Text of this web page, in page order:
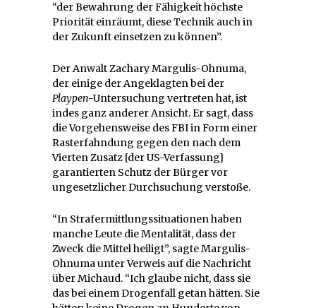
“der Bewahrung der Fähigkeit höchste
Priorität einräumt, diese Technik auch in
der Zukunft einsetzen zu können”.
Der Anwalt Zachary Margulis-Ohnuma,
der einige der Angeklagten bei der
Playpen-Untersuchung vertreten hat, ist
indes ganz anderer Ansicht. Er sagt, dass
die Vorgehensweise des FBI in Form einer
Rasterfahndung gegen den nach dem
Vierten Zusatz [der US-Verfassung]
garantierten Schutz der Bürger vor
ungesetzlicher Durchsuchung verstoße.
“In Strafermittlungssituationen haben
manche Leute die Mentalität, dass der
Zweck die Mittel heiligt”, sagte Margulis-
Ohnuma unter Verweis auf die Nachricht
über Michaud. “Ich glaube nicht, dass sie
das bei einem Drogenfall getan hätten. Sie